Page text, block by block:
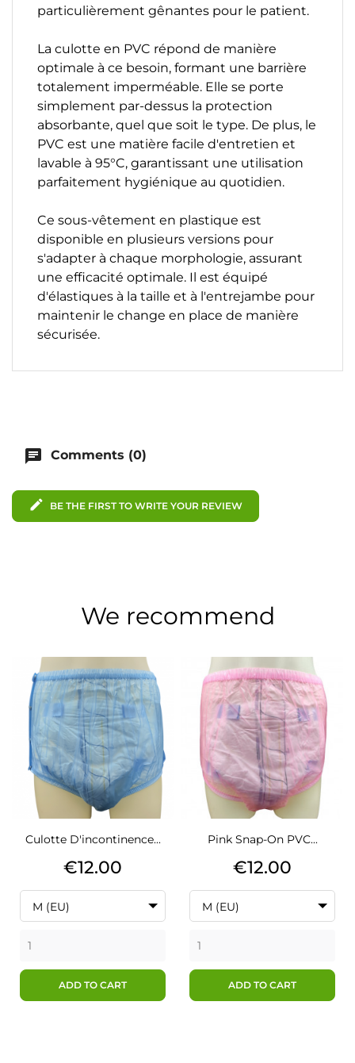
particulièrement gênantes pour le patient.
La culotte en PVC répond de manière
optimale à ce besoin, formant une barrière
totalement imperméable. Elle se porte
simplement par-dessus la protection
absorbante, quel que soit le type. De plus, le
PVC est une matière facile d'entretien et
lavable à 95°C, garantissant une utilisation
parfaitement hygiénique au quotidien.
Ce sous-vêtement en plastique est
disponible en plusieurs versions pour
s'adapter à chaque morphologie, assurant
une efficacité optimale. Il est équipé
d'élastiques à la taille et à l'entrejambe pour
maintenir le change en place de manière
sécurisée.
chat Comments (0)
edit BE THE FIRST TO WRITE YOUR REVIEW
We recommend
Culotte D'incontinence...
Price
€12.00
M (EU)
ADD TO CART
Pink Snap-On PVC...
Price
€12.00
M (EU)
ADD TO CART